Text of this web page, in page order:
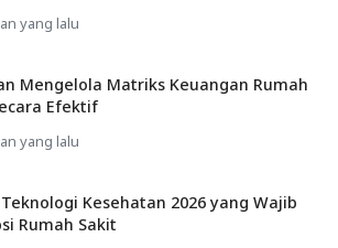
yang lalu
Mengelola Matriks Keuangan Rumah
Efektif
yang lalu
Kesehatan 2026 yang Wajib
Rumah Sakit